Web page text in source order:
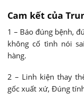
Cam kết của
1 – Báo đúng bệnh,
không cố tình nói
hàng.
2 – Linh kiện thay
gốc xuất xứ, Đúng